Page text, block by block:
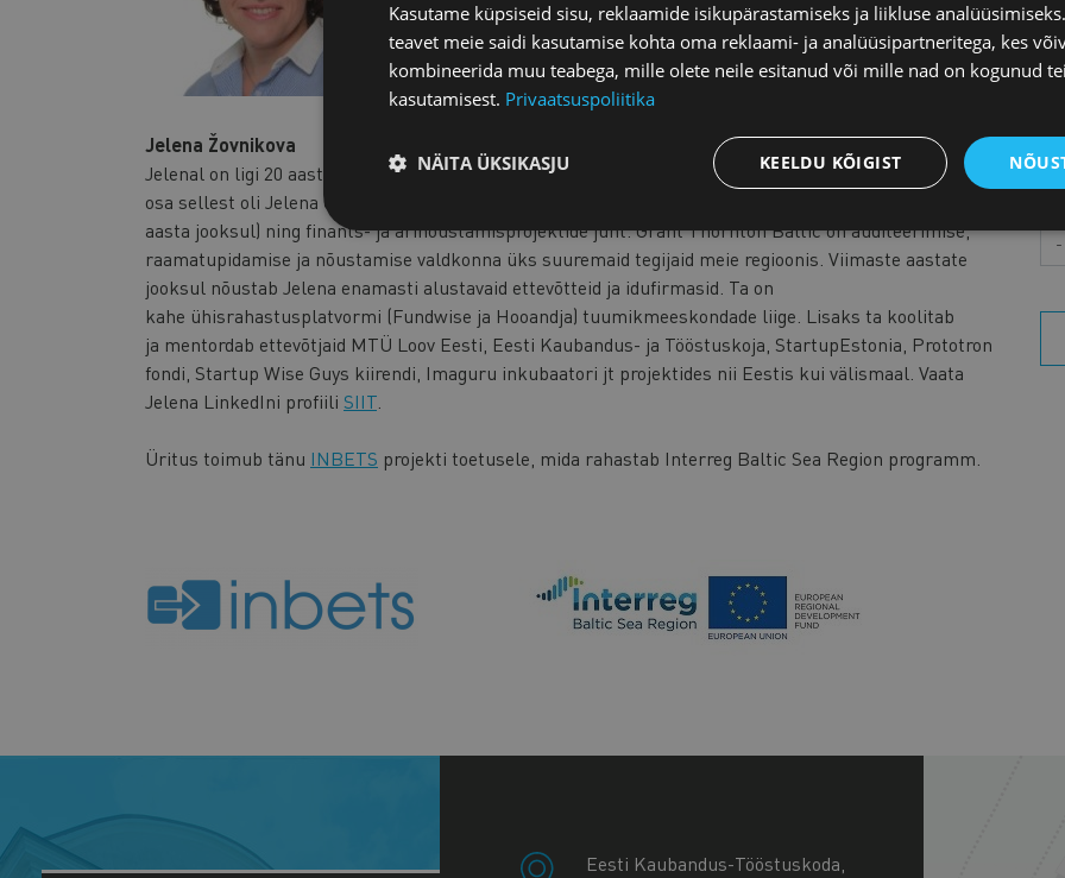
Jelena Žovnikova
Jelenal on ligi 20 aastat praktilist finants- ja ärinõustamise ning firmajuhtimise kogemust. Suurema
osa sellest oli Jelena Grant Thornton Baltic grupi partner (sh Grant Thornton Läti juhtiv partner 6
aasta jooksul) ning finants- ja ärinõustamisprojektide juht. Grant Thornton Baltic on auditeerimise,
raamatupidamise ja nõustamise valdkonna üks suuremaid tegijaid meie regioonis. Viimaste aastate
jooksul nõustab Jelena enamasti alustavaid ettevõtteid ja idufirmasid. Ta on
kahe ühisrahastusplatvormi (Fundwise ja Hooandja) tuumikmeeskondade liige. Lisaks ta koolitab
ja mentordab ettevõtjaid MTÜ Loov Eesti, Eesti Kaubandus- ja Tööstuskoja, StartupEstonia, Prototron
fondi, Startup Wise Guys kiirendi, Imaguru inkubaatori jt projektides nii Eestis kui välismaal. Vaata
Jelena LinkedIni profiili SIIT
Üritus toimub tänu INBETS projekti toetusele, mida rahastab Interreg Baltic Sea Region programm.
Eesti Kaubandus-Tööstuskoda,
Kasutame küpsiseid sisu, reklaamide isikupärastamiseks ja liikluse
teavet meie saidi kasutamise kohta oma reklaami- ja analüüsipartneritega, kes
kombineerida muu teabega, mille olete neile esitanud või mille nad on kogunud
kasutamisest. Privaatsuspoliitika
KEELDU KÕIGIST
NÄITA ÜKSIKASJU